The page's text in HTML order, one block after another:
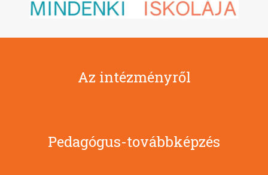
Az intézményről
Pedagógus-továbbképzés